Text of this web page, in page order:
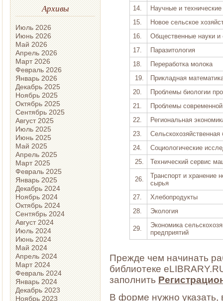
Архивы
Июль 2026
Июнь 2026
Май 2026
Апрель 2026
Март 2026
Февраль 2026
Январь 2026
Декабрь 2025
Ноябрь 2025
Октябрь 2025
Сентябрь 2025
Август 2025
Июль 2025
Июнь 2025
Май 2025
Апрель 2025
Март 2025
Февраль 2025
Январь 2025
Декабрь 2024
Ноябрь 2024
Октябрь 2024
Сентябрь 2024
Август 2024
Июль 2024
Июнь 2024
Май 2024
Апрель 2024
Март 2024
Февраль 2024
Январь 2024
Декабрь 2023
Ноябрь 2023
14.
Научные и технические
15.
Новое сельское
16.
Общественные науки и
17.
Паразитология
18.
Переработка молока
19.
Прикладная
20.
Проблемы биологии
21.
Проблемы
22.
Региональная
23.
Сельскохозяйственная
24.
Социологические
25.
Технический сервис
26.
Транспорт и хранение
сырья
27.
Хлебопродукты
28.
Экология
29.
Экономика
предприятий
Прежде чем начинать
библиотеке
заполнить
В форме нужно указать,